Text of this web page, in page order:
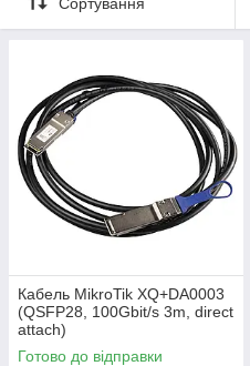
Кабель MikroTik XQ+DA0003
(QSFP28, 100Gbit/s 3m, direct
attach)
Готово до відправки